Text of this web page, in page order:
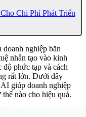
Chi Phí Phát Triển
nghiệp băn
nhân tạo vào kinh
phức tạp và cách
rất lớn. Dưới đây
giúp doanh nghiệp
nào cho hiệu quả.